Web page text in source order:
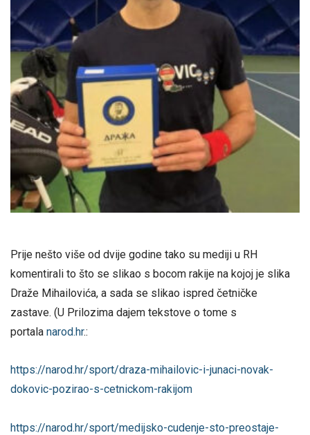
Prije nešto više od dvije godine tako su mediji u RH
komentirali to što se slikao s bocom rakije na kojoj je slika
Draže Mihailovića, a sada se slikao ispred četničke
zastave. (U Prilozima dajem tekstove o tome s
portala narod.hr.:
https://narod.hr/sport/draza-mihailovic-i-junaci-novak-
dokovic-pozirao-s-cetnickom-rakijom
https://narod.hr/sport/medijsko-cudenje-sto-preostaje-